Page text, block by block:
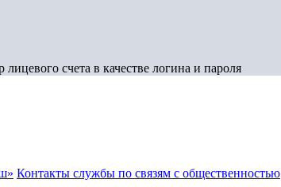
счета в качестве логина и пароля
Контакты службы по связям с общественностью